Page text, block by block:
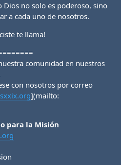
Dios no solo es poderoso, sino
a cada uno de nosotros.
te llama!
comunidad en nuestros
con nosotros por correo
](mailto:
para la Misión